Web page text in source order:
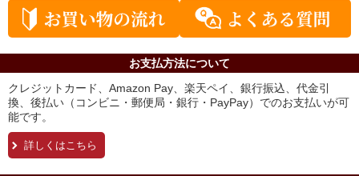
お支払方法について
クレジットカード、Amazon Pay、楽天ペイ、銀行振込、代金引
換、後払い（コンビニ・郵便局・銀行・PayPay）でのお支払いが可
能です。
詳しくはこちら